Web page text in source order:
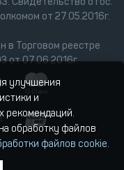
от 27.05.2016г.
в Торговом реестре
от 07.06.2016г.
улучшения
и
рекомендаций.
обработку файлов
файлов cookie.